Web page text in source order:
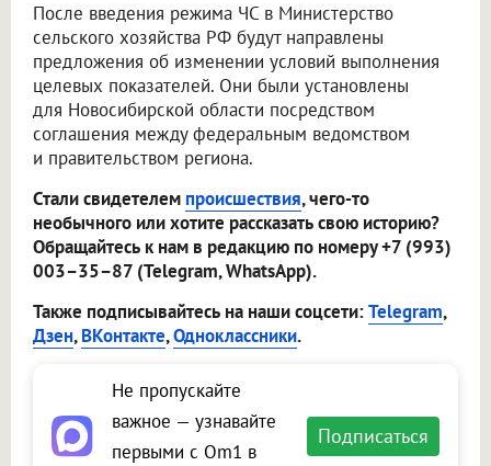
После введения режима ЧС в Министерство
сельского хозяйства РФ будут направлены
предложения об изменении условий выполнения
целевых показателей. Они были установлены
для Новосибирской области посредством
соглашения между федеральным ведомством
и правительством региона.
Стали свидетелем происшествия, чего-то
необычного или хотите рассказать свою историю?
Обращайтесь к нам в редакцию по номеру +7 (993)
003–35–87 (Telegram, WhatsApp).
Также подписывайтесь на наши соцсети:Telegram,
Дзен,ВКонтакте,Одноклассники.
Не пропускайте
важное — узнавайте
первыми с Om1 в
Подписаться